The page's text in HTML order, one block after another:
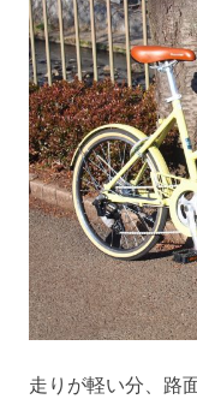
走りが軽い分、路